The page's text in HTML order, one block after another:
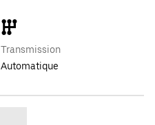
Transmission
Automatique